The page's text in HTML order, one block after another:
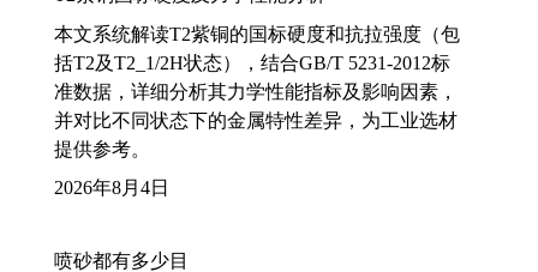
本文系统解读T2紫铜的国标硬度和抗拉强度（包
括T2及T2_1/2H状态），结合GB/T 5231-2012标
准数据，详细分析其力学性能指标及影响因素，
并对比不同状态下的金属特性差异，为工业选材
提供参考。
2026年8月4日
喷砂都有多少目